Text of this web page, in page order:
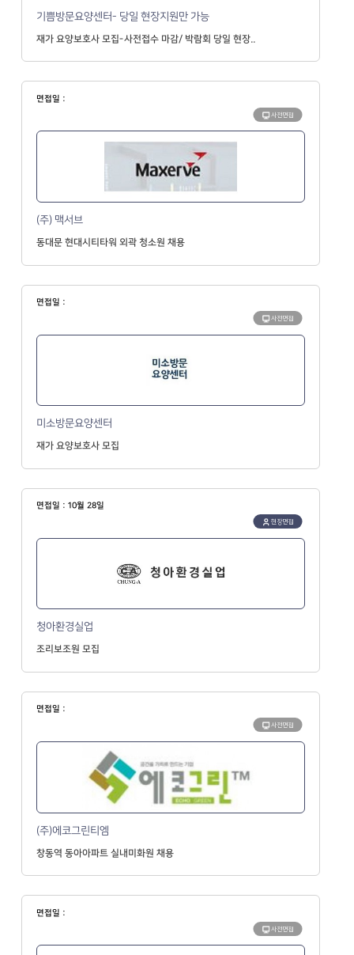
기쁨방문요양센터- 당일 현장지원만 가능
재가 요양보호사 모집-사전접수 마감/ 박람회 당일 현장..
면접일 :
사전면접
(주) 맥서브
동대문 현대시티타워 외곽 청소원 채용
면접일 :
사전면접
미소방문요양센터
재가 요양보호사 모집
면접일 : 10월 28일
현장면접
청아환경실업
조리보조원 모집
면접일 :
사전면접
(주)에코그린티엠
창동역 동아아파트 실내미화원 채용
면접일 :
사전면접